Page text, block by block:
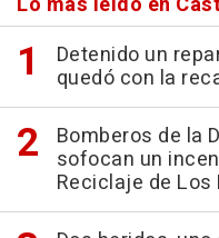
Detenido un
quedó con la
Bomberos de la
sofocan un
Reciclaje de Los